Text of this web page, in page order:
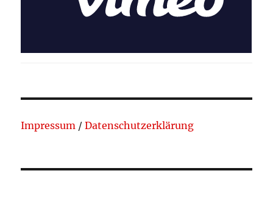
Impressum /Datenschutzerklärung